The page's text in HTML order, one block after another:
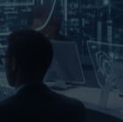
& klant